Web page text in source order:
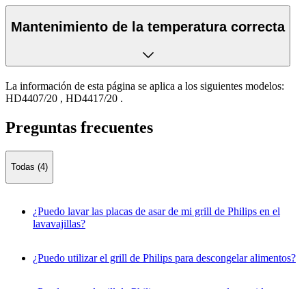
Mantenimiento de la temperatura correcta
La información de esta página se aplica a los siguientes modelos:
HD4407/20 , HD4417/20 .
Preguntas frecuentes
Todas (4)
¿Puedo lavar las placas de asar de mi grill de Philips en el
lavavajillas?
¿Puedo utilizar el grill de Philips para descongelar alimentos?